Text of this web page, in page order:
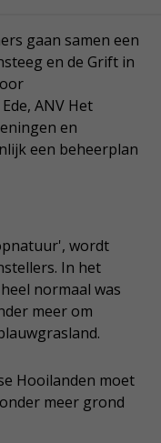
gaan samen een
en de Grift in
ANV Het
en
een beheerplan
wordt
In het
normaal was
meer om
Hooilanden moet
meer grond